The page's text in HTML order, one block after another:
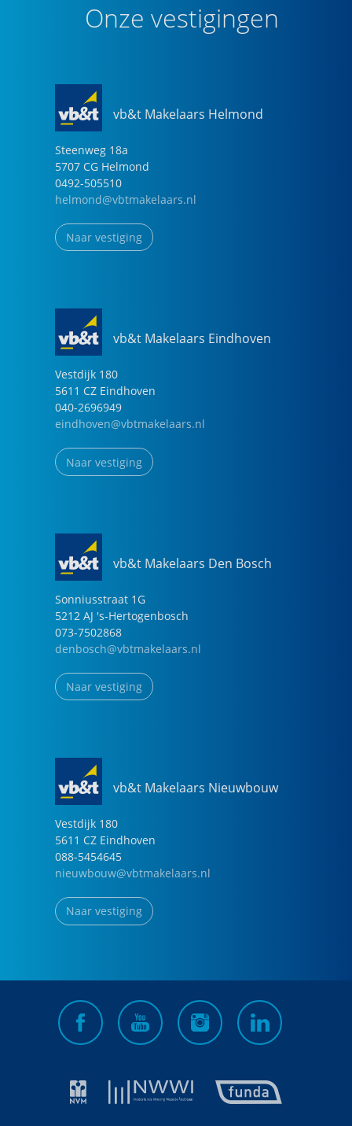
Onze vestigingen
vb&t Makelaars Helmond
Steenweg 18a
5707 CG Helmond
0492-505510
helmond@vbtmakelaars.nl
Naar vestiging
vb&t Makelaars Eindhoven
Vestdijk 180
5611 CZ Eindhoven
040-2696949
eindhoven@vbtmakelaars.nl
Naar vestiging
vb&t Makelaars Den Bosch
Sonniusstraat 1G
5212 AJ 's-Hertogenbosch
073-7502868
denbosch@vbtmakelaars.nl
Naar vestiging
vb&t Makelaars Nieuwbouw
Vestdijk 180
5611 CZ Eindhoven
088-5454645
nieuwbouw@vbtmakelaars.nl
Naar vestiging